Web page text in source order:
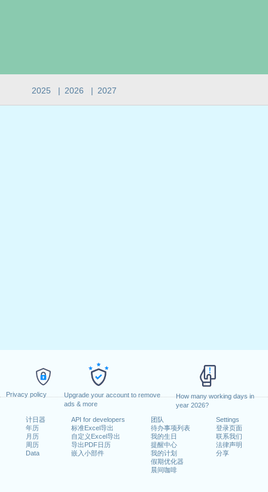
Privacy policy
Upgrade your account to remove
ads & more
How many working days in
year 2026?
计日器
年历
月历
周历
Data
API for developers
标准Excel导出
自定义Excel导出
导出PDF日历
嵌入小部件
团队
待办事项列表
我的生日
提醒中心
我的计划
假期优化器
晨间咖啡
Settings
登录页面
联系我们
法律声明
分享
2025 | 2026 | 2027